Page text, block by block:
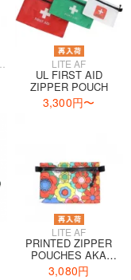
LITE AF
UL FIRST AID
ZIPPER POUCH
3,300円〜
LITE AF
PRINTED ZIPPER
POUCHES AKA
HIKER WALLET
3,080円